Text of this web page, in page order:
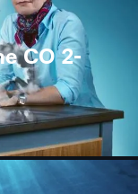
CO 2-